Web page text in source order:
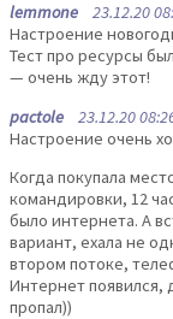
lemmone 23.12.20
Настроение
Тест про ресурсы
— очень жду этот!
pactole 23.12.20
Настроение очень
Когда покупала
командировки, 12
было интернета. А
вариант, ехала не
втором потоке,
Интернет появился,
пропал))